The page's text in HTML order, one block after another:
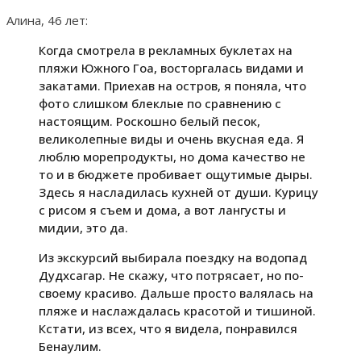
Алина, 46 лет:
Когда смотрела в рекламных буклетах на
пляжи Южного Гоа, восторгалась видами и
закатами. Приехав на остров, я поняла, что
фото слишком блеклые по сравнению с
настоящим. Роскошно белый песок,
великолепные виды и очень вкусная еда. Я
люблю морепродукты, но дома качество не
то и в бюджете пробивает ощутимые дыры.
Здесь я насладилась кухней от души. Курицу
с рисом я съем и дома, а вот лангусты и
мидии, это да.
Из экскурсий выбирала поездку на водопад
Дудхсагар. Не скажу, что потрясает, но по-
своему красиво. Дальше просто валялась на
пляже и наслаждалась красотой и тишиной.
Кстати, из всех, что я видела, понравился
Бенаулим.